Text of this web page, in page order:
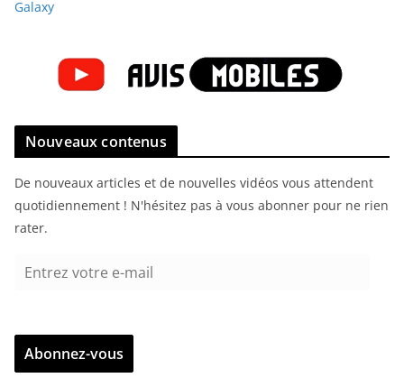
Galaxy
Nouveaux contenus
De nouveaux articles et de nouvelles vidéos vous attendent
quotidiennement ! N'hésitez pas à vous abonner pour ne rien
rater.
r
z
Abonnez-vous